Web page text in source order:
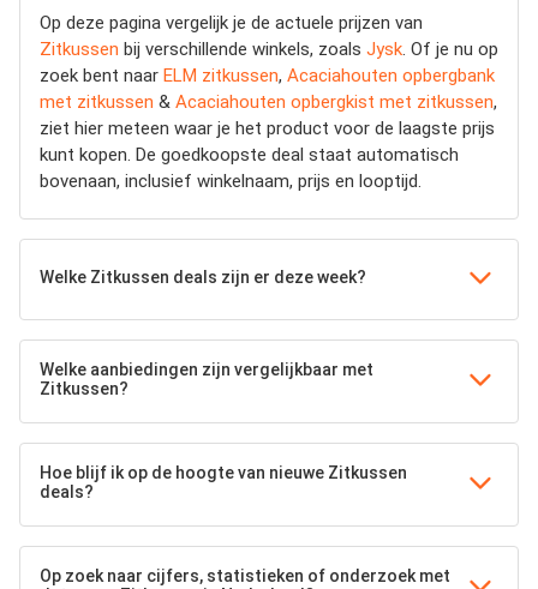
Op deze pagina vergelijk je de actuele prijzen van
Zitkussen bij verschillende winkels, zoals Jysk. Of je nu op
zoek bent naar ELM zitkussen, Acaciahouten opbergbank
met zitkussen & Acaciahouten opbergkist met zitkussen,
ziet hier meteen waar je het product voor de laagste prijs
kunt kopen. De goedkoopste deal staat automatisch
bovenaan, inclusief winkelnaam, prijs en looptijd.
Welke Zitkussen deals zijn er deze week?
Welke aanbiedingen zijn vergelijkbaar met
Zitkussen?
Hoe blijf ik op de hoogte van nieuwe Zitkussen
deals?
Op zoek naar cijfers, statistieken of onderzoek met